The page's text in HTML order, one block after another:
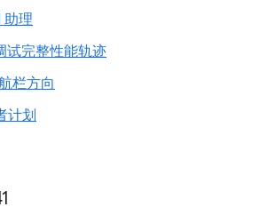
助理
试完整性能轨迹
栏方向
计划